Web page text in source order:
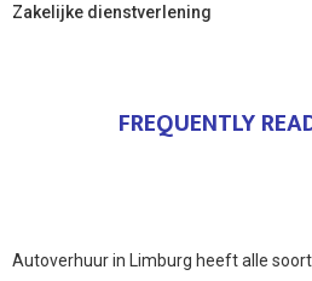
Zakelijke dienstverlening
FREQUENTLY
Autoverhuur in Limburg heeft alle